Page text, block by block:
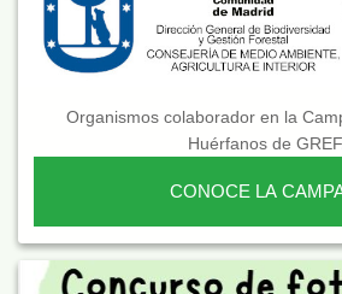
Organismos colaborador en la
Huérfanos de
CONOCE LA